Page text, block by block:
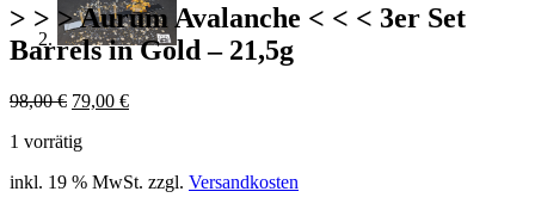
> > > Aurum Avalanche < < < 3er Set
Barrels in Gold – 21,5g
98,00€ Ursprünglicher
war:
79,00 €Aktueller
1 vorrätig
inkl. 19 % MwSt. zzgl. Versandkosten